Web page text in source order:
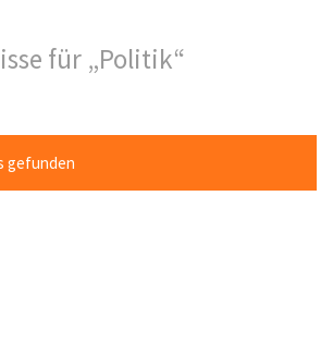
für Politik
gefunden